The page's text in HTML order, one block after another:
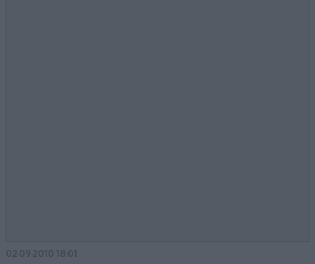
02·09·2010 18:01